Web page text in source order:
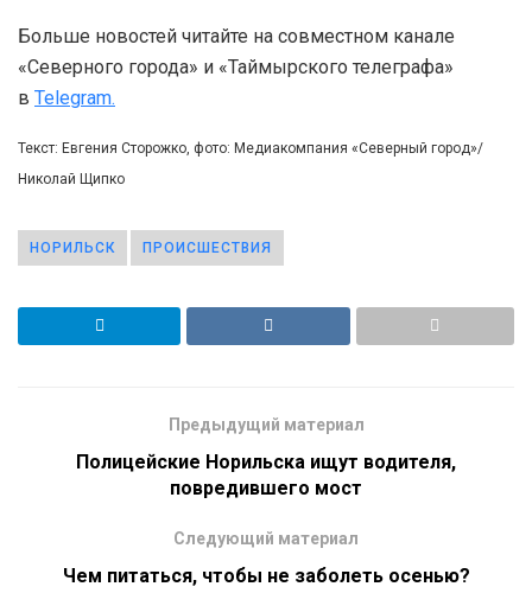
Больше новостей читайте на совместном канале
«Северного города» и «Таймырского телеграфа»
в Telegram.
Текст: Евгения Сторожко, фото: Медиакомпания «Северный город»/
Николай Щипко
НОРИЛЬСК ПРОИСШЕСТВИЯ
Предыдущий материал
Полицейские Норильска ищут водителя,
повредившего мост
Следующий материал
Чем питаться, чтобы не заболеть осенью?